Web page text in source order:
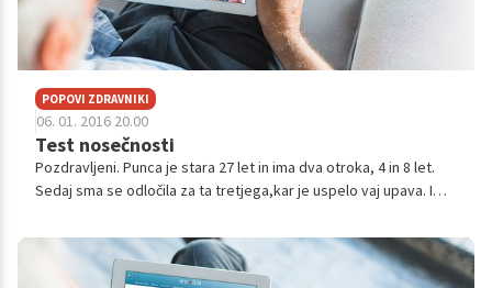
POPOVI ZDRAVNIKI
06. 01. 2016 20.00
Test nosečnosti
Pozdravljeni. Punca je stara 27 let in ima dva otroka, 4 in 8 let.
Sedaj sma se odločila za ta tretjega,kar je uspelo vaj upava. Ima
pokaz...